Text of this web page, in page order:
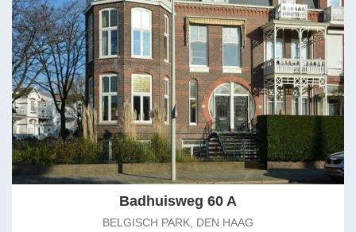
Badhuisweg 60 A
BELGISCH PARK, DEN HAAG